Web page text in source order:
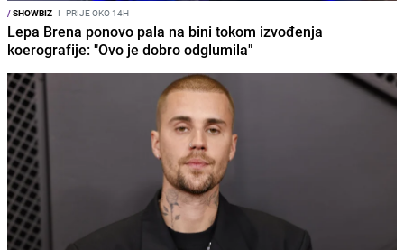
/SHOWBIZ I PRIJE OKO 14H
Lepa Brena ponovo pala na bini tokom izvođenja
koerografije: "Ovo je dobro odglumila"